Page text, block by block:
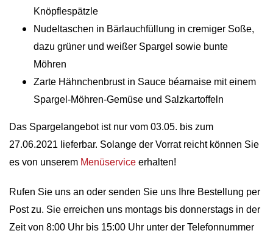
Knöpflespätzle
Nudeltaschen in Bärlauchfüllung in cremiger Soße,
dazu grüner und weißer Spargel sowie bunte
Möhren
Zarte Hähnchenbrust in Sauce béarnaise mit einem
Spargel-Möhren-Gemüse und Salzkartoffeln
Das Spargelangebot ist nur vom 03.05. bis zum
27.06.2021 lieferbar. Solange der Vorrat reicht können Sie
es von unserem Menüservice erhalten!
Rufen Sie uns an oder senden Sie uns Ihre Bestellung per
Post zu. Sie erreichen uns montags bis donnerstags in der
Zeit von 8:00 Uhr bis 15:00 Uhr unter der Telefonnummer